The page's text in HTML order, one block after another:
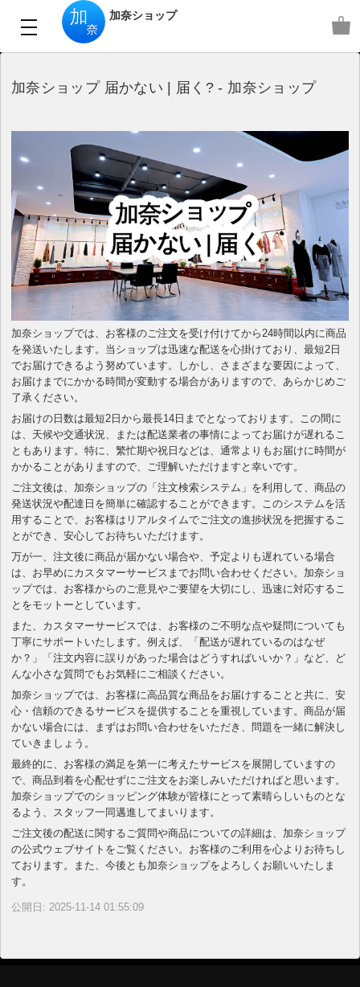
加奈ショップ
加奈ショップ 届かない | 届く? - 加奈ショップ
加奈ショップでは、お客様のご注文を受け付けてから24時間以内に商品
を発送いたします。当ショップは迅速な配送を心掛けており、最短2日
でお届けできるよう努めています。しかし、さまざまな要因によって、
お届けまでにかかる時間が変動する場合がありますので、あらかじめご
了承ください。
お届けの日数は最短2日から最長14日までとなっております。この間に
は、天候や交通状況、または配送業者の事情によってお届けが遅れるこ
ともあります。特に、繁忙期や祝日などは、通常よりもお届けに時間が
かかることがありますので、ご理解いただけますと幸いです。
ご注文後は、加奈ショップの「注文検索システム」を利用して、商品の
発送状況や配達日を簡単に確認することができます。このシステムを活
用することで、お客様はリアルタイムでご注文の進捗状況を把握するこ
とができ、安心してお待ちいただけます。
万が一、注文後に商品が届かない場合や、予定よりも遅れている場合
は、お早めにカスタマーサービスまでお問い合わせください。加奈ショ
ップでは、お客様からのご意見やご要望を大切にし、迅速に対応するこ
とをモットーとしています。
また、カスタマーサービスでは、お客様のご不明な点や疑問についても
丁寧にサポートいたします。例えば、「配送が遅れているのはなぜ
か？」「注文内容に誤りがあった場合はどうすればいいか？」など、ど
んな小さな質問でもお気軽にご相談ください。
加奈ショップでは、お客様に高品質な商品をお届けすることと共に、安
心・信頼のできるサービスを提供することを重視しています。商品が届
かない場合には、まずはお問い合わせをいただき、問題を一緒に解決し
ていきましょう。
最終的に、お客様の満足を第一に考えたサービスを展開していますの
で、商品到着を心配せずにご注文をお楽しみいただければと思います。
加奈ショップでのショッピング体験が皆様にとって素晴らしいものとな
るよう、スタッフ一同邁進してまいります。
ご注文後の配送に関するご質問や商品についての詳細は、加奈ショップ
の公式ウェブサイトをご覧ください。お客様のご利用を心よりお待ちし
ております。また、今後とも加奈ショップをよろしくお願いいたしま
す。
公開日: 2025-11-14 01:55:09